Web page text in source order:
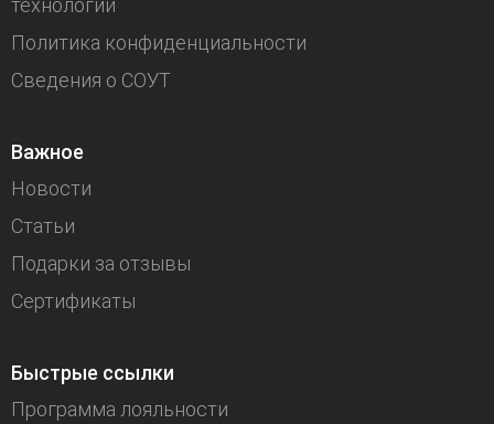
технологии
Политика конфиденциальности
Сведения о СОУТ
Важное
Новости
Статьи
Подарки за отзывы
Сертификаты
Быстрые ссылки
Программа лояльности